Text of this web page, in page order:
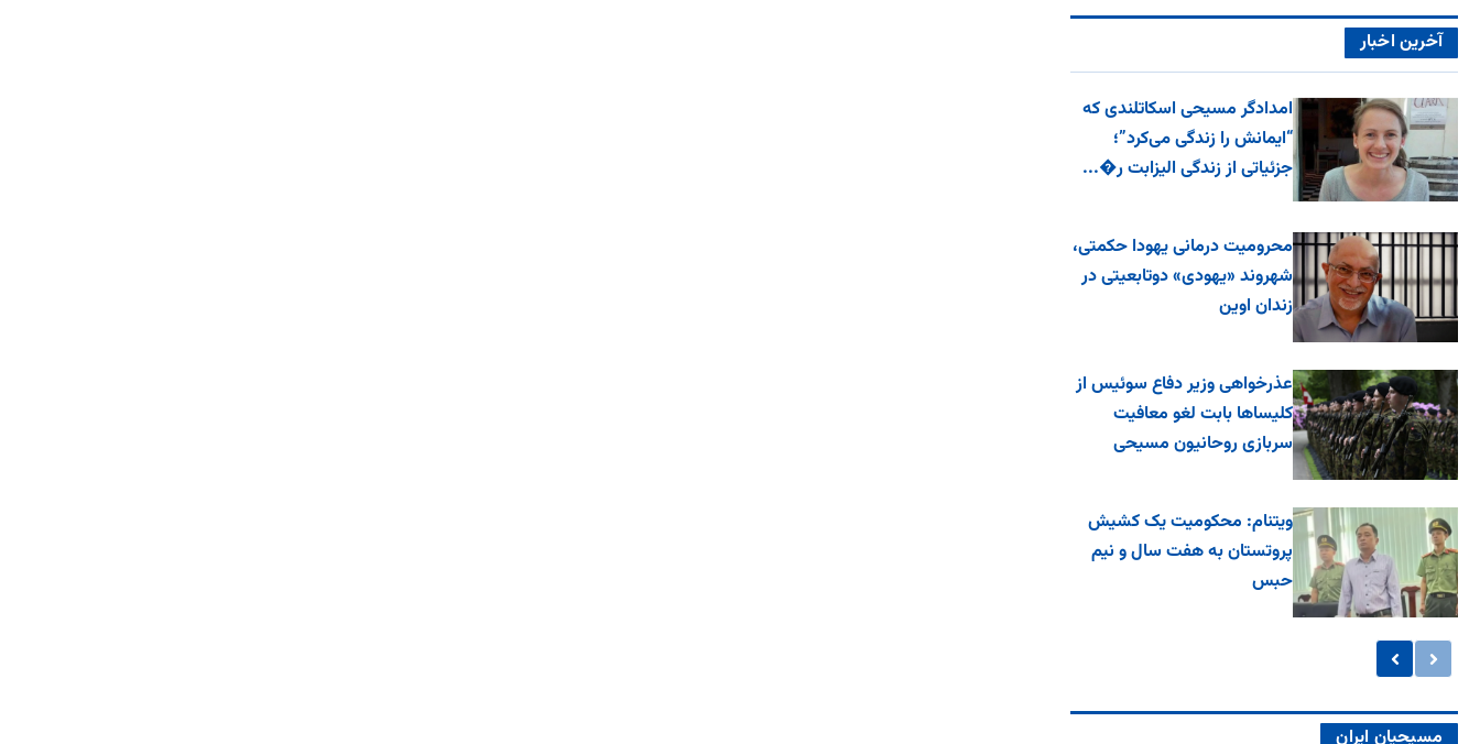
آخرین اخبار
امدادگر مسیحی اسکاتلندی که
“ایمانش را زندگی می‌کرد”؛
جزئیاتی از زندگی الیزابت ر�...
محرومیت درمانی یهودا حکمتی،
شهروند «یهودی» دوتابعیتی در
زندان اوین
عذرخواهی وزیر دفاع سوئیس از
کلیساها بابت لغو معافیت
سربازی روحانیون مسیحی
ویتنام: محکومیت یک کشیش
پروتستان به هفت سال و نیم
حبس
مسیحیان ایران